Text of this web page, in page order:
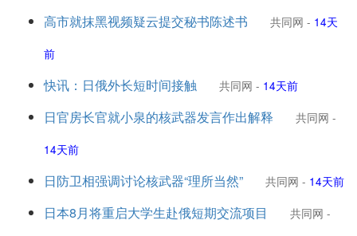
高市就抹黑视频疑云提交秘书陈述书 共同网 - 14天
前
快讯：日俄外长短时间接触 共同网 - 14天前
日官房长官就小泉的核武器发言作出解释 共同网 -
14天前
日防卫相强调讨论核武器“理所当然” 共同网 - 14天前
日本8月将重启大学生赴俄短期交流项目 共同网 -